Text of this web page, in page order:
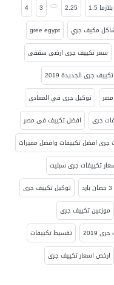
1.5
2.25
3
4
مكيف جري
gree egypt
سعر تكييف جرى ارضى سقفى
جرى الجديدة 2019
توكيل جرى في المعادي
جرى
افضل تكييف فى مصر
جرى افضل تكييفات وافضل مميزات
تكييفات جرى سبليت
توكيل تكييف جرى
موزعين تكييف جرى
2019
تقسيط تكييفات
ارخص اسعار تكييف جرى